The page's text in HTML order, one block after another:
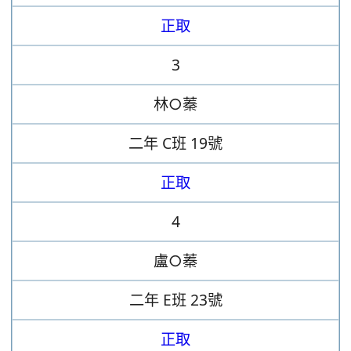
正取
3
林○蓁
二年 C班 19號
正取
4
盧○蓁
二年 E班 23號
正取